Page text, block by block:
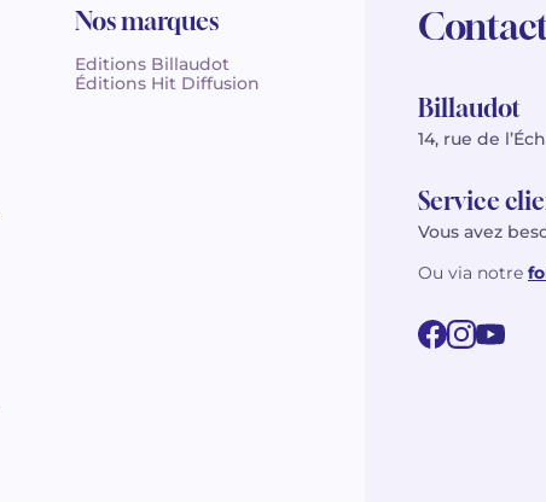
Nos marques
Editions Billaudot
Éditions Hit Diffusion
Billaudot
14, rue de
Service
Vous avez
Ou via notre